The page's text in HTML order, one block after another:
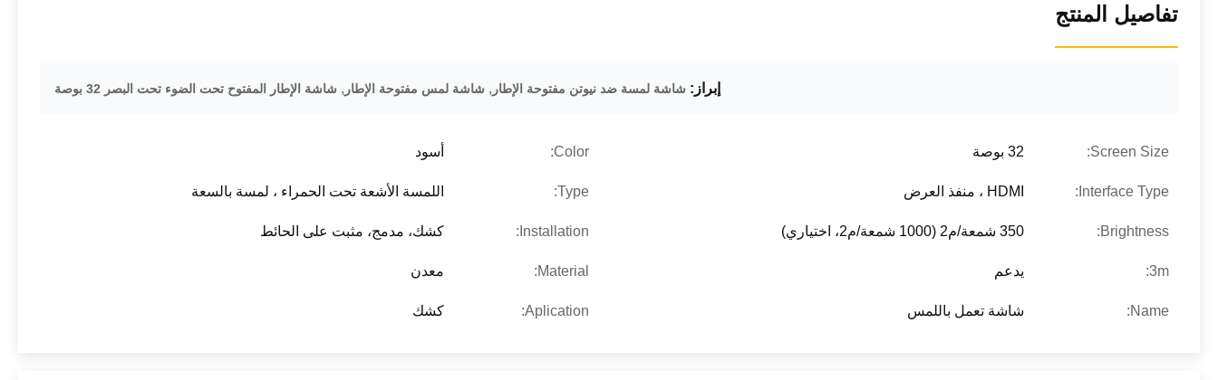
تفاصيل المنتج
إبراز: شاشة لمسة ضد نيوتن مفتوحة الإطار , شاشة لمس مفتوحة الإطار , شاشة الإطار المفتوح تحت الضوء تحت البصر 32 بوصة
Screen Size: 32 بوصة Color: أسود
Interface Type: HDMI ، منفذ العرض Type: اللمسة الأشعة تحت الحمراء ، لمسة بالسعة
Brightness: 350 شمعة/م2 (1000 شمعة/م2، اختياري) Installation: كشك، مدمج، مثبت على الحائط
3m: يدعم Material: معدن
Name: شاشة تعمل باللمس Aplication: كشك